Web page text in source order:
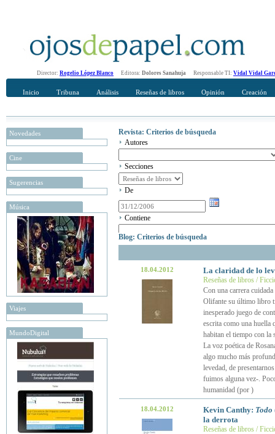
Director: Rogelio López Blanco Editora: Dolores Sanahuja Responsable TI: Vidal Vidal
Inicio Tribuna Análisis Reseñas de libros Opinión Creación
Novedades
Cine
Sugerencias
Música
Viajes
MundoDigital
Revista: Criterios de búsqueda
Autores
Secciones
De
Contiene
Blog: Criterios de búsqueda
18.04.2012 La claridad de lo
Reseñas de libros /
Con una carrera
Olifante su último libro
inesperado juego de
escrita como una huella
habitan el tiempo con la
La voz poética de
algo mucho más
levedad, de
fuimos alguna vez-.
humanidad (por )
18.04.2012 Kevin Canthy: Todo
la derrota
Reseñas de libros /